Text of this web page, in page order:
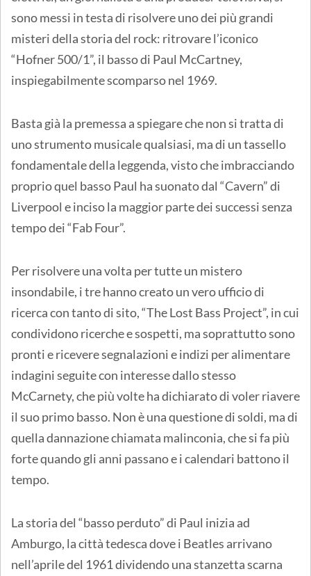
sono messi in testa di risolvere uno dei più grandi
misteri della storia del rock: ritrovare l’iconico
“Hofner 500/1”, il basso di Paul McCartney,
inspiegabilmente scomparso nel 1969.
Basta già la premessa a spiegare che non si tratta di
uno strumento musicale qualsiasi, ma di un tassello
fondamentale della leggenda, visto che imbracciando
proprio quel basso Paul ha suonato dal “Cavern” di
Liverpool e inciso la maggior parte dei successi senza
tempo dei “Fab Four”.
Per risolvere una volta per tutte un mistero
insondabile, i tre hanno creato un vero ufficio di
ricerca con tanto di sito, “The Lost Bass Project”, in cui
condividono ricerche e sospetti, ma soprattutto sono
pronti e ricevere segnalazioni e indizi per alimentare
indagini seguite con interesse dallo stesso
McCarnety, che più volte ha dichiarato di voler riavere
il suo primo basso. Non è una questione di soldi, ma di
quella dannazione chiamata malinconia, che si fa più
forte quando gli anni passano e i calendari battono il
tempo.
La storia del “basso perduto” di Paul inizia ad
Amburgo, la città tedesca dove i Beatles arrivano
nell’aprile del 1961 dividendo una stanzetta scarna